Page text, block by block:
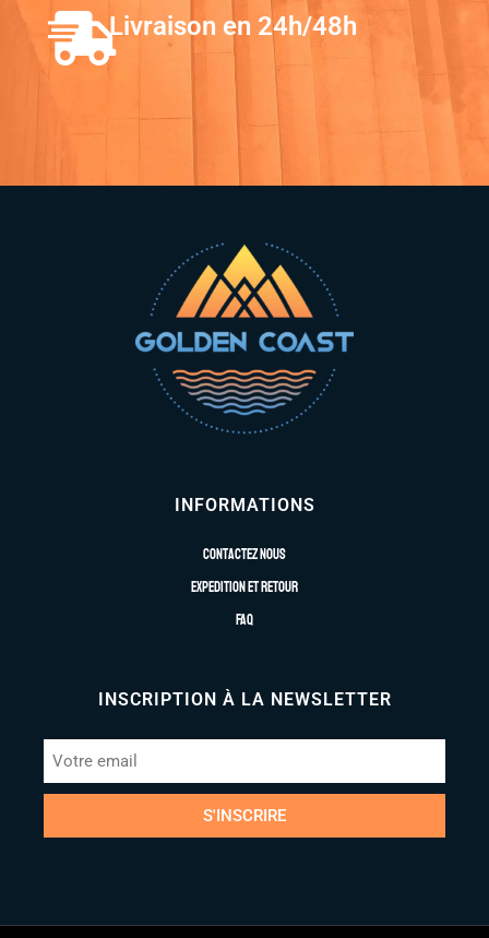
Livraison en 24h/48h
INFORMATIONS
Contactez nous
Expedition et retour
FAQ
INSCRIPTION À LA NEWSLETTER
S'INSCRIRE